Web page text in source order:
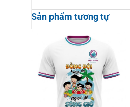
Sản phẩm tương tự